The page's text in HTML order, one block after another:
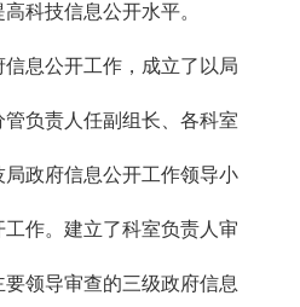
技信息公开水平。
息公开工作，成立了以局
负责人任副组长、各科室
政府信息公开工作领导小
作。建立了科室负责人审
领导审查的三级政府信息